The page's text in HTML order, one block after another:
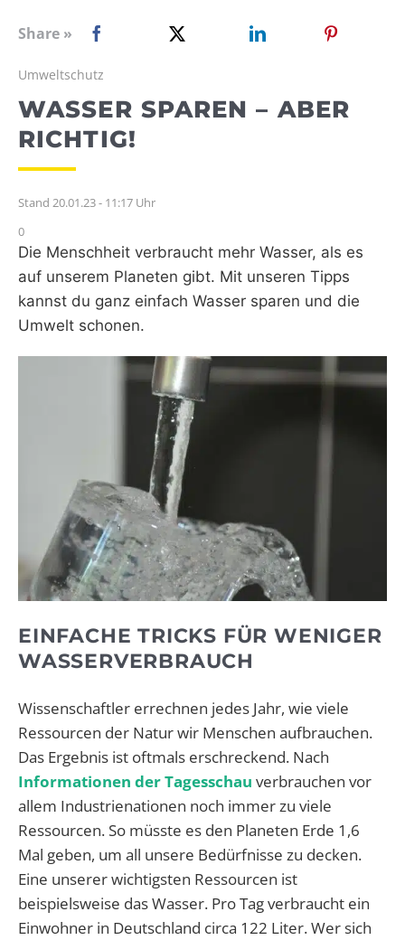
WEBRADIO
Share »
Umweltschutz
WASSER SPAREN – ABER
RICHTIG!
Stand 20.01.23 - 11:17 Uhr
0
Die Menschheit verbraucht mehr Wasser, als es
auf unserem Planeten gibt. Mit unseren Tipps
kannst du ganz einfach Wasser sparen und die
Umwelt schonen.
EINFACHE TRICKS FÜR WENIGER
WASSERVERBRAUCH
Wissenschaftler errechnen jedes Jahr, wie viele
Ressourcen der Natur wir Menschen aufbrauchen.
Das Ergebnis ist oftmals erschreckend. Nach
Informationen der Tagesschau verbrauchen vor
allem Industrienationen noch immer zu viele
Ressourcen. So müsste es den Planeten Erde 1,6
Mal geben, um all unsere Bedürfnisse zu decken.
Eine unserer wichtigsten Ressourcen ist
beispielsweise das Wasser. Pro Tag verbraucht ein
Einwohner in Deutschland circa 122 Liter. Wer sich